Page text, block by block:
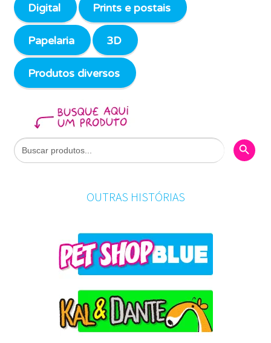
Digital Prints e postais
Papelaria 3D
Produtos diversos
Search
for:
Search
OUTRAS HISTÓRIAS